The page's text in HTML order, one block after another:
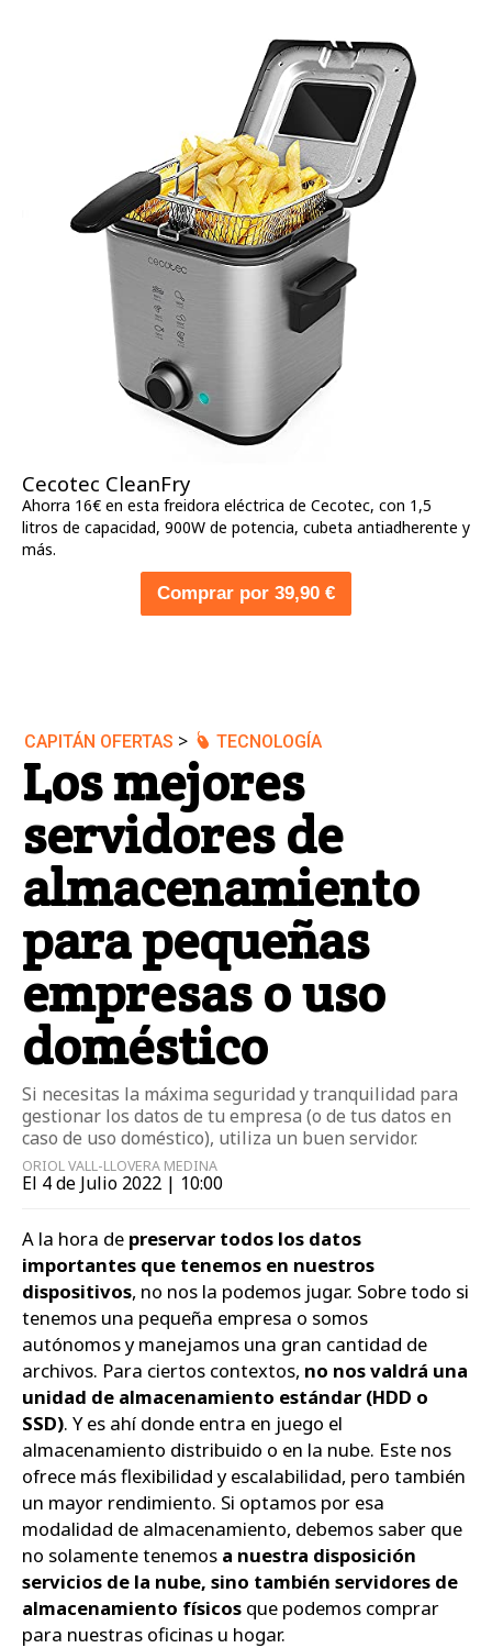
Cecotec CleanFry
Ahorra 16€ en esta freidora eléctrica de Cecotec, con 1,5
litros de capacidad, 900W de potencia, cubeta antiadherente y
más.
Comprar por 39,90 €
CAPITÁN OFERTAS > TECNOLOGÍA
Los mejores
servidores de
almacenamiento
para pequeñas
empresas o uso
doméstico
Si necesitas la máxima seguridad y tranquilidad para
gestionar los datos de tu empresa (o de tus datos en
caso de uso doméstico), utiliza un buen servidor.
ORIOL VALL-LLOVERA MEDINA
El 4 de Julio 2022 | 10:00
A la hora de preservar todos los datos
importantes que tenemos en nuestros
dispositivos, no nos la podemos jugar. Sobre todo si
tenemos una pequeña empresa o somos
autónomos y manejamos una gran cantidad de
archivos. Para ciertos contextos, no nos valdrá una
unidad de almacenamiento estándar (HDD o
SSD). Y es ahí donde entra en juego el
almacenamiento distribuido o en la nube. Este nos
ofrece más flexibilidad y escalabilidad, pero también
un mayor rendimiento. Si optamos por esa
modalidad de almacenamiento, debemos saber que
no solamente tenemos a nuestra disposición
servicios de la nube, sino también servidores de
almacenamiento físicos que podemos comprar
para nuestras oficinas u hogar.